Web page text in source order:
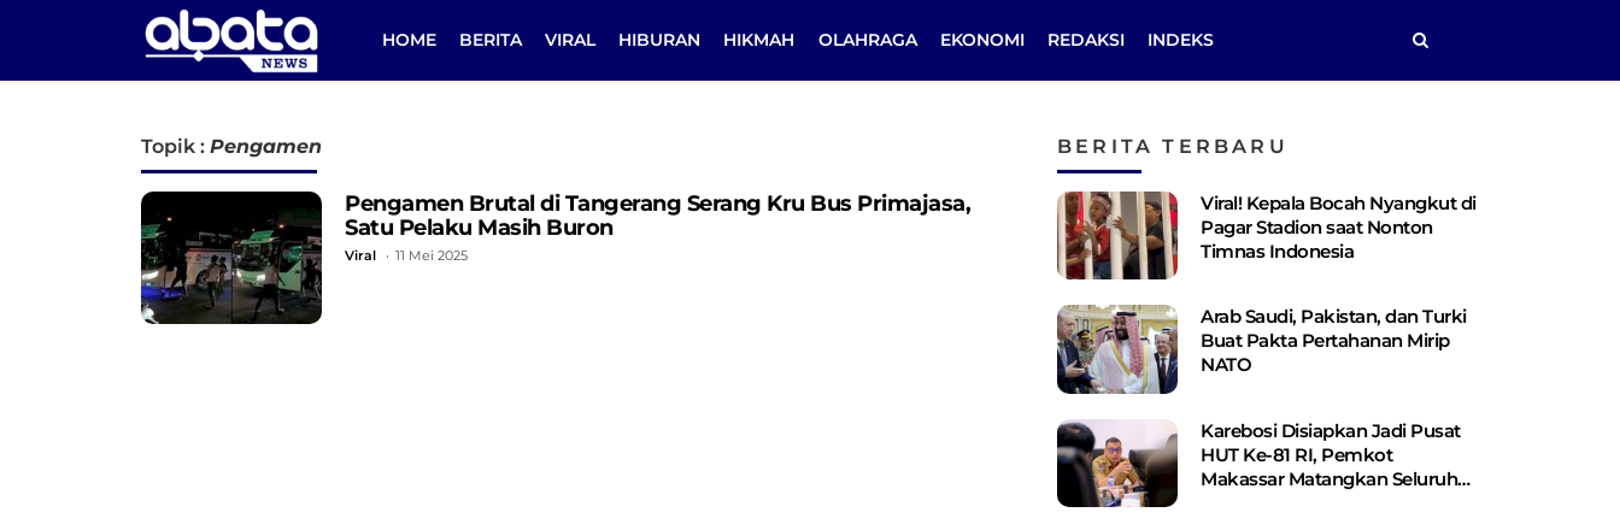
HOME BERITA VIRAL HIBURAN HIKMAH OLAHRAGA EKONOMI REDAKSI INDEKS
Topik : Pengamen
Pengamen Brutal di Tangerang Serang Kru Bus Primajasa,
Satu Pelaku Masih Buron
Viral 11 Mei 2025
BERITA TERBARU
Viral! Kepala Bocah Nyangkut di
Pagar Stadion saat Nonton
Timnas Indonesia
Arab Saudi, Pakistan, dan Turki
Buat Pakta Pertahanan Mirip
NATO
Karebosi Disiapkan Jadi Pusat
HUT Ke-81 RI, Pemkot
Makassar Matangkan Seluruh